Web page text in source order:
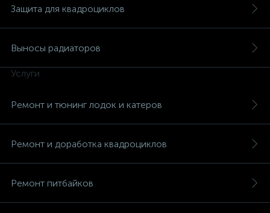
Защита для квадроциклов
Выносы радиаторов
Услуги
Ремонт и тюнинг лодок и катеров
Ремонт и доработка квадроциклов
Ремонт питбайков